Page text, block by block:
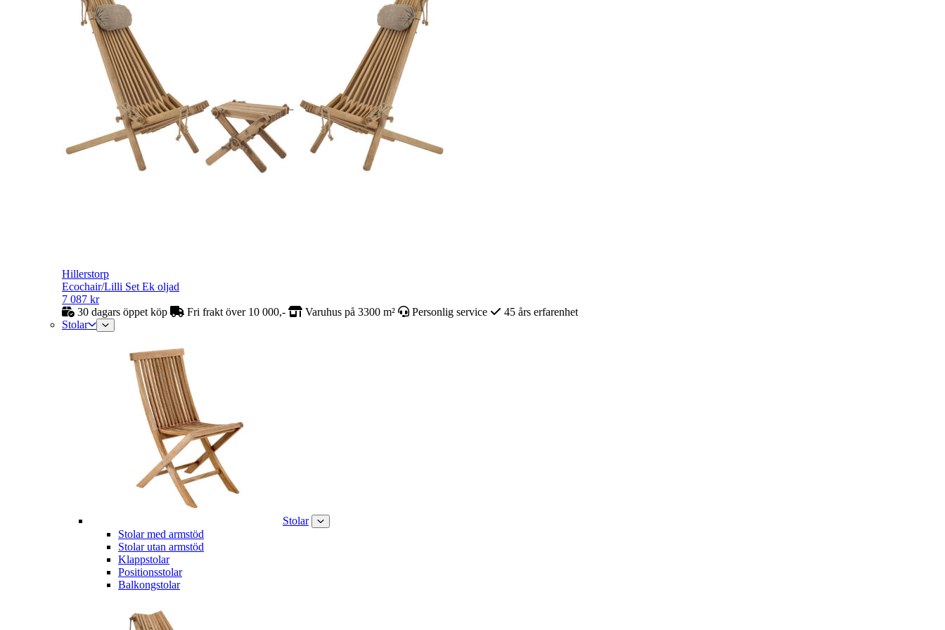
Hillerstorp
Ecochair/Lilli Set Ek oljad
7 087 kr
30 dagars öppet köp
Fri frakt över 10 000,- Varuhus på 3300 m² Personlig service
45 års erfarenhet
Stolar
Stolar
Stolar med armstöd
Stolar utan armstöd
Klappstolar
Positionsstolar
Balkongstolar